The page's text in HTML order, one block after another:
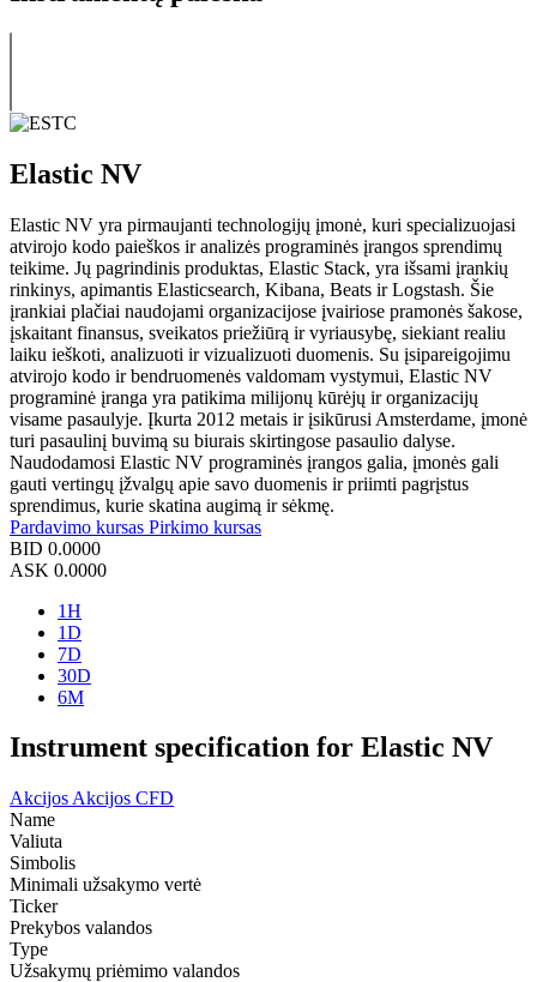
Elastic NV
Elastic NV yra pirmaujanti technologijų įmonė, kuri specializuojasi
atvirojo kodo paieškos ir analizės programinės įrangos sprendimų
teikime. Jų pagrindinis produktas, Elastic Stack, yra išsami įrankių
rinkinys, apimantis Elasticsearch, Kibana, Beats ir Logstash. Šie
įrankiai plačiai naudojami organizacijose įvairiose pramonės šakose,
įskaitant finansus, sveikatos priežiūrą ir vyriausybę, siekiant realiu
laiku ieškoti, analizuoti ir vizualizuoti duomenis. Su įsipareigojimu
atvirojo kodo ir bendruomenės valdomam vystymui, Elastic NV
programinė įranga yra patikima milijonų kūrėjų ir organizacijų
visame pasaulyje. Įkurta 2012 metais ir įsikūrusi Amsterdame, įmonė
turi pasaulinį buvimą su biurais skirtingose pasaulio dalyse.
Naudodamosi Elastic NV programinės įrangos galia, įmonės gali
gauti vertingų įžvalgų apie savo duomenis ir priimti pagrįstus
sprendimus, kurie skatina augimą ir sėkmę.
Pardavimo kursas Pirkimo kursas
BID 0.0000
ASK 0.0000
1H
1D
7D
30D
6M
Instrument specification for Elastic NV
Akcijos Akcijos CFD
Name
Valiuta
Simbolis
Minimali užsakymo vertė
Ticker
Prekybos valandos
Type
Užsakymų priėmimo valandos